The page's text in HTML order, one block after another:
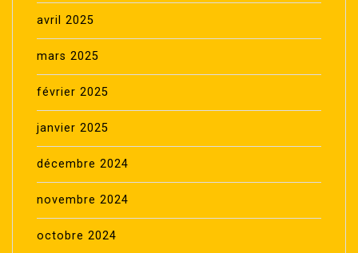
avril 2025
mars 2025
février 2025
janvier 2025
décembre 2024
novembre 2024
octobre 2024